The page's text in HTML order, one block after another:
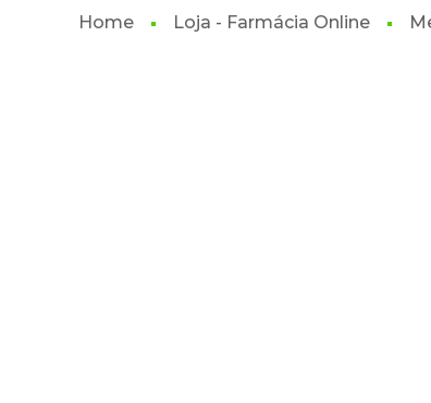
Home Loja - Farmácia Online